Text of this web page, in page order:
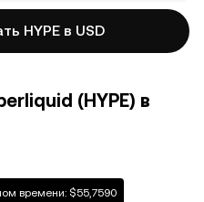
HYPE в USD
(HYPE) в
времени: $55,7590